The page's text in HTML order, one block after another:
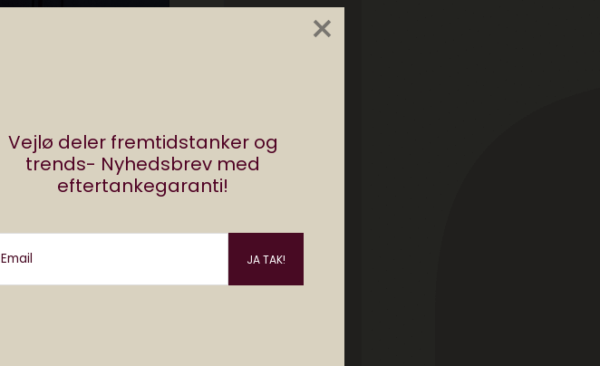
Vejlø deler fremtidstanker og
trends- Nyhedsbrev med
eftertankegaranti!
Email
×